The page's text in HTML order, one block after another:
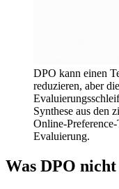
DPO kann einen
reduzieren, aber
Synthese aus den
Online-
Evaluierung.
Was DPO